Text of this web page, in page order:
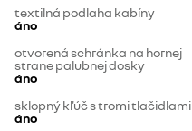
textilná podlaha kabíny
áno
otvorená schránka na hornej
strane palubnej dosky
áno
sklopný kľúč s tromi tlačidlami
áno